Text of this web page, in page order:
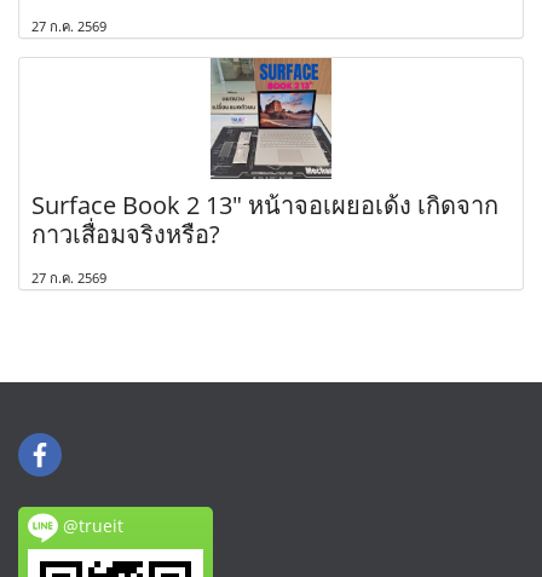
27 ก.ค. 2569
Surface Book 2 13" หน้าจอเผยอเด้ง เกิดจาก
กาวเสื่อมจริงหรือ?
27 ก.ค. 2569
@trueit